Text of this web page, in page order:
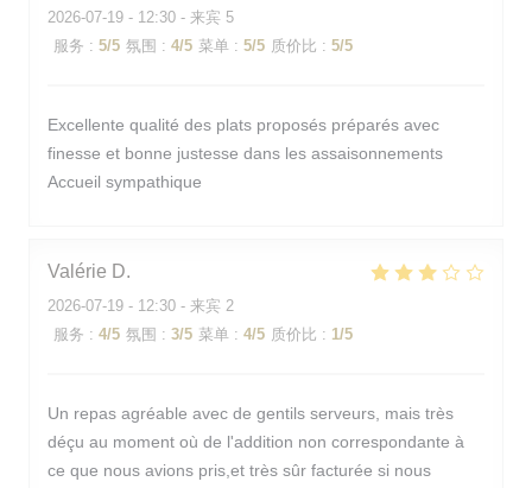
2026-07-19 - 12:30 - 来宾 5
服务 : 5/5 氛围 : 4/5 菜单 : 5/5 质价比 : 5/5
Excellente qualité des plats proposés préparés avec
finesse et bonne justesse dans les assaisonnements
Accueil sympathique
Valérie D
2026-07-19 - 12:30 - 来宾 2
服务 : 4/5 氛围 : 3/5 菜单 : 4/5 质价比 : 1/5
Un repas agréable avec de gentils serveurs, mais très
déçu au moment où de l'addition non correspondante à
ce que nous avions pris,et très sûr facturée si nous